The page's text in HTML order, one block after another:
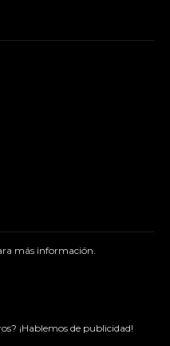
más información.
¡Hablemos de publicidad!